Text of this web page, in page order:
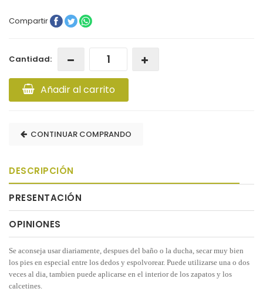
Compartir
Cantidad:
Añadir al carrito
CONTINUAR COMPRANDO
DESCRIPCIÓN
PRESENTACIÓN
OPINIONES
Se aconseja usar diariamente, despues del baño o la ducha, secar muy bien
los pies en especial entre los dedos y espolvorear. Puede utilizarse una o dos
veces al dia, tambien puede aplicarse en el interior de los zapatos y los
calcetines.